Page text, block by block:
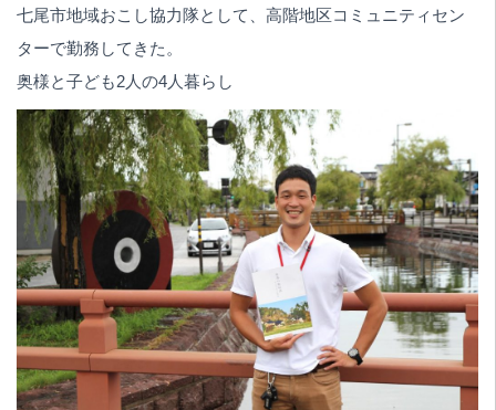
七尾市地域おこし協力隊として、高階地区コミュニティセン
ターで勤務してきた。
奥様と子ども2人の4人暮らし